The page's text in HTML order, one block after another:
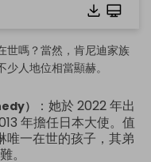
免費編輯
世嗎？當然，肯尼迪家族
人地位相當顯赫。
）
：她於 2022 年出
年擔任日本大使。值
唯一在世的孩子，其弟
。